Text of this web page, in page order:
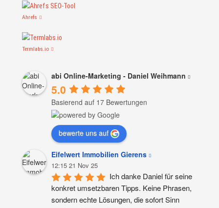
Ahrefs
Termlabs.io
abi Online-Marketing - Daniel Weihmann
5.0
Basierend auf 17 Bewertungen
bewerte uns auf
Eifelwert Immobilien Gierens
12:15 21 Nov 25
Ich danke Daniel für seine
konkret umsetzbaren Tipps. Keine Phrasen,
sondern echte Lösungen, die sofort Sinn